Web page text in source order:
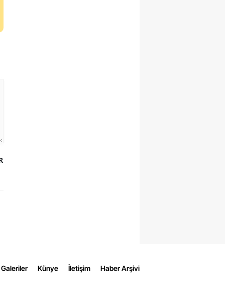
Künye İletişim Haber Arşivi